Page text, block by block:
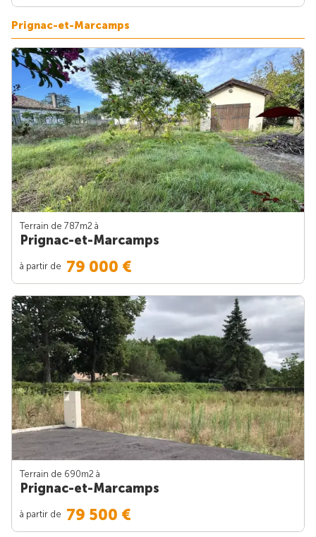
Prignac-et-Marcamps
Terrain de 787m2 à
Prignac-et-Marcamps
à partir de 79 000 €
Terrain de 690m2 à
Prignac-et-Marcamps
à partir de 79 500 €